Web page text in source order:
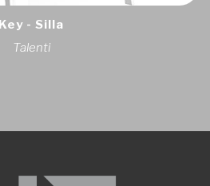
Key - Silla
Talenti